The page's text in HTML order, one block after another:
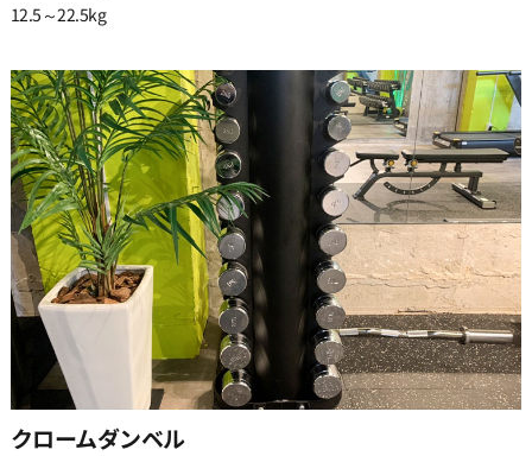
12.5～22.5kg
クロームダンベル